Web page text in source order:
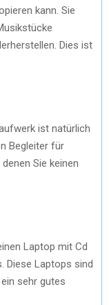
kann. Sie
Dies ist
ist natürlich
Begleiter für
Sie keinen
Laptop mit Cd
Diese Laptops sind
sehr gutes